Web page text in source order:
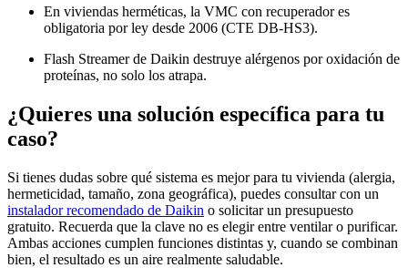
En viviendas herméticas, la VMC con recuperador es
obligatoria por ley desde 2006 (CTE DB-HS3).
Flash Streamer de Daikin destruye alérgenos por oxidación de
proteínas, no solo los atrapa.
¿Quieres una solución específica para tu
caso?
Si tienes dudas sobre qué sistema es mejor para tu vivienda (alergia,
hermeticidad, tamaño, zona geográfica), puedes consultar con un
instalador recomendado de Daikin o solicitar un presupuesto
gratuito. Recuerda que la clave no es elegir entre ventilar o purificar.
Ambas acciones cumplen funciones distintas y, cuando se combinan
bien, el resultado es un aire realmente saludable.